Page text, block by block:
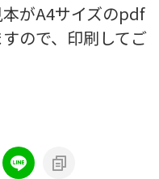
がA4サイズのpdf
ので、印刷してご